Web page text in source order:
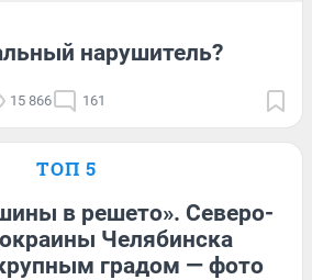
нарушитель?
15 866 161
ТОП 5
в решето». Северо-
Челябинска
градом — фото